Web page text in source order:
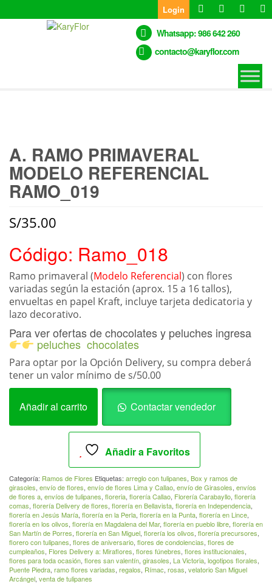
to
Login
Whatsapp: 986 642 260
contacto@karyflor.com
A. RAMO PRIMAVERAL
MODELO REFERENCIAL
RAMO_019
S/35.00
Código: Ramo_018
Ramo primaveral (Modelo Referencial) con flores
variadas según la estación (aprox. 15 a 16 tallos),
envueltas en papel Kraft, incluye tarjeta dedicatoria y
lazo decorativo.
Para ver ofertas de chocolates y peluches ingresa
peluches chocolates
Para optar por la Opción Delivery, su compra deberá
tener un valor mínimo de s/50.00
Ramo
primaveralModelo
Añadir al carrito Contactar vendedor
Añadir a Favoritos
Categoría: Ramos de Flores Etiquetas: arreglo con tulipanes, Box y ramos de
girasoles, envío de flores, envío de flores Lima y Callao, envío de Girasoles, envíos
de flores a, envíos de tulipanes, floreria, florería Callao, Florería Carabayllo, florería
comas, florería Delivery de flores, florería en Bellavista, florería en Independencia,
florería en Jesús María, florería en la Perla, florería en la Punta, florería en Lince,
florería en los olivos, florería en Magdalena del Mar, florería en pueblo libre, florería en
San Martín de Porres, florería en San Miguel, florería los olivos, florería precursores,
florero con tulipanes, flores de aniversario, flores de condolencias, flores de
cumpleaños, Flores Delivery a: Miraflores, flores fúnebres, flores institucionales,
flores para toda ocasión, flores san valentín, girasoles, La Victoria, logotipos florales,
Puente Piedra, ramo flores variadas, regalos, Rímac, rosas, velatorio San Miguel
Arcángel, venta de tulipanes